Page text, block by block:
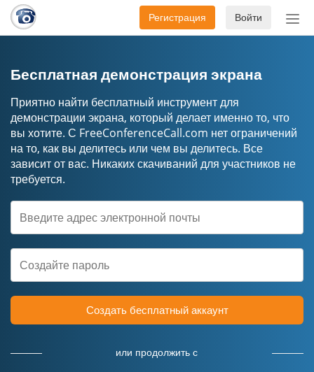
Войти
Регистрация
Бесплатная демонстрация экрана
Приятно найти бесплатный инструмент для
демонстрации экрана, который делает именно то, что
вы хотите. С FreeConferenceCall.com нет ограничений
на то, как вы делитесь или чем вы делитесь. Все
зависит от вас. Никаких скачиваний для участников не
требуется.
Создать бесплатный аккаунт
или продолжить с